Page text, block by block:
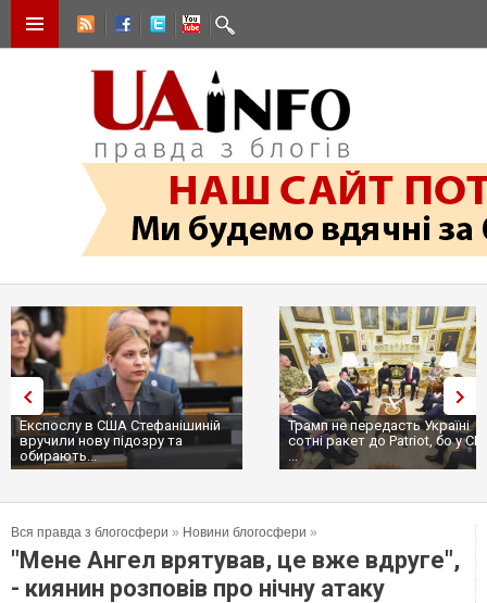
Експослу в США Стефанішиній
вручили нову підозру та
обирають...
Трамп не передасть Україні
сотні ракет до Patriot, бо у
...
Вся правда з блогосфери » Новини блогосфери »
"Мене Ангел врятував, це вже вдруге",
- киянин розповів про нічну атаку